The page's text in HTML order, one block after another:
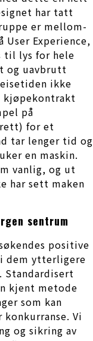
har tatt
er mellom-
User Experience,
til lys for hele
og uavbrutt
ikke
kjøpekontrakt
på
for et
tar lenger tid og
en maskin.
vanlig, og ut
har sett maken
sentrum
positive
dem ytterligere
Standardisert
kjent metode
som kan
Vi
og sikring av